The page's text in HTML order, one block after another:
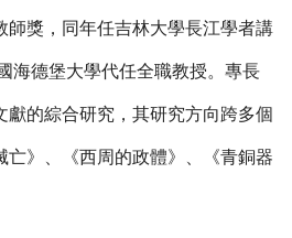
師獎，同年任吉林大學長江學者講
海德堡大學代任全職教授。專長
獻的綜合研究，其研究方向跨多個
亡》、《西周的政體》、《青銅器